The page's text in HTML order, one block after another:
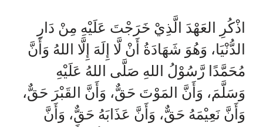
اذْكُرِ العَهْدَ الَّذِيْ خَرَجْتَ عَلَيْهِ مِنْ دَارِ
الدُّنْيَا، وَهُوَ شَهَادَةُ أَنْ لَّا إِلَهَ إِلَّا اللهُ وَأَنَّ
مُحَمَّدًا رَّسُوْلُ اللهِ صَلَّى اللهُ عَلَيْهِ
وَسَلَّمَ، وَأَنَّ المَوْتَ حَقٌّ، وَأَنَّ القَبْرَ حَقٌّ،
وَأَنَّ نَعِيْمَهُ حَقٌّ، وَأَنَّ عَذَابَهُ حَقٌّ، وَأَنَّ